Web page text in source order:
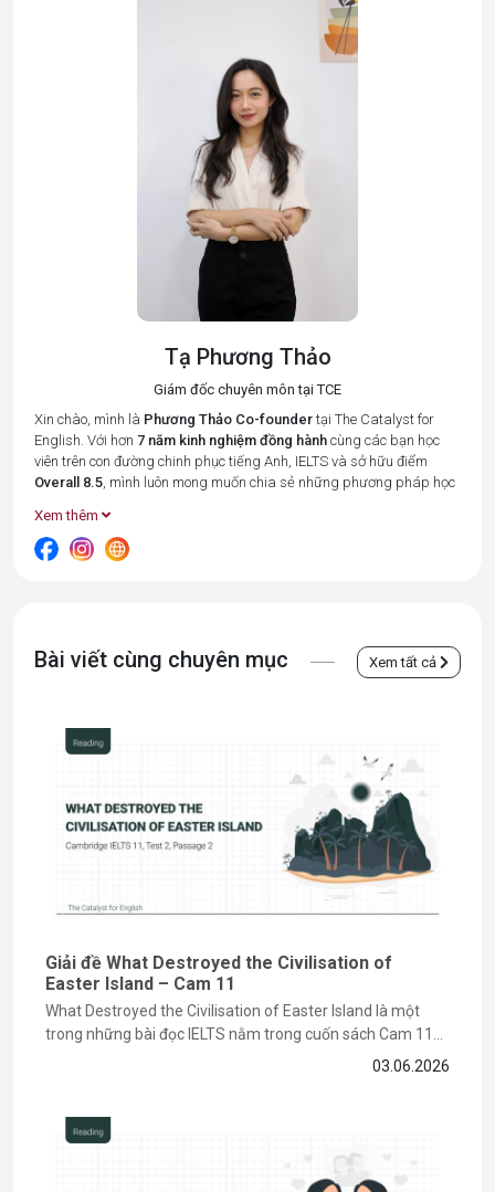
Tạ Phương Thảo
Giám đốc chuyên môn tại TCE
Xin chào, mình là Phương Thảo Co-foundertại The Catalyst for
English. Với hơn 7 năm kinh nghiệm đồng hànhcùng các bạn học
viên trên con đường chinh phục tiếng Anh, IELTS và sở hữu điểm
Overall 8.5, mình luôn mong muốn chia sẻ những phương pháp học
quả cao.
Tại The Catalyst for English, mình cùng đội ngũ giáo viên luôn đặt 3
luôn thấu hiểu và đồng hành từng học viên, giúp các bạn không cảm
hứng và hành trang hữu ích cho các bạn trên con đường chinh phục
Xem thêm
Bài viết cùng chuyên mục Xem tất cả
Giải đề What Destroyed the Civilisation of
Easter Island – Cam 11
What Destroyed the Civilisation of Easter Island là một
trong những bài đọc IELTS nằm trong cuốn sách Cam 11
về chủ đề lịch sử và môi trường, đòi hỏi bạn phải có kỹ năng
03.06.2026